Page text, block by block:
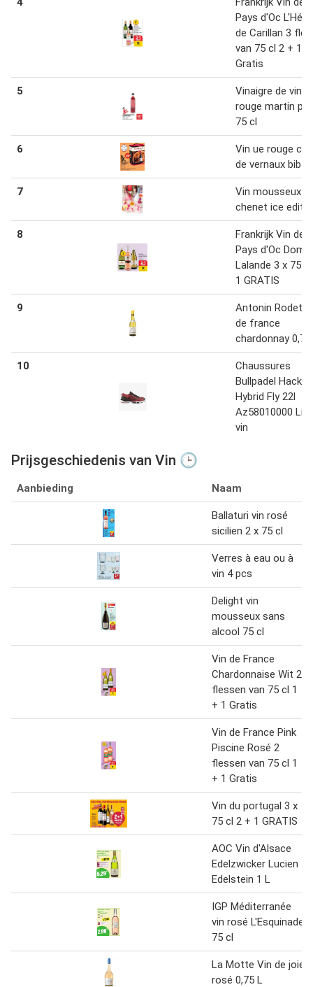
Pays d'Oc
de Carillan 3
van 75 cl 2 + 1
Gratis
5
Vinaigre de vin
rouge martin
75 cl
6
Vin ue rouge
de vernaux bib
7
Vin mousseux jp
chenet ice
8
Frankrijk Vin de
Pays d'Oc
Lalande 3 x 75
1 GRATIS
9
Antonin Rodet
de france
chardonnay 0,75
10
Chaussures
Bullpadel Hack
Hybrid Fly 22l
Az58010000
vin
Prijsgeschiedenis van Vin 🕒
Aanbieding Naam
Ballaturi vin rosé
sicilien 2 x 75 cl
Verres à eau ou à
vin 4 pcs
Delight vin
mousseux sans
alcool 75 cl
Vin de France
Chardonnaise Wit 2
flessen van 75 cl 1
+ 1 Gratis
Vin de France Pink
Piscine Rosé 2
flessen van 75 cl 1
+ 1 Gratis
Vin du portugal 3 x
75 cl 2 + 1 GRATIS
AOC Vin d'Alsace
Edelzwicker Lucien
Edelstein 1 L
IGP Méditerranée
vin rosé L'Esquinade
75 cl
La Motte Vin de joie
rosé 0,75 L